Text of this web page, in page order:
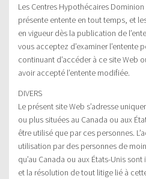
Les Centres Hypothécaires
présente entente en tout temps, et
en vigueur dès la publication de
vous acceptez d’examiner l’entente
continuant d’accéder à ce site Web
avoir accepté l’entente modifiée.
DIVERS
Le présent site Web s’adresse
ou plus situées au Canada ou aux
être utilisé que par ces personnes.
utilisation par des personnes de
qu’au Canada ou aux États-Unis
et la résolution de tout litige lié à